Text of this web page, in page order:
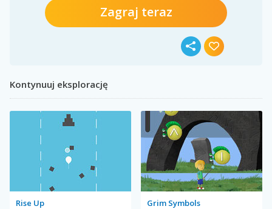
Zagraj teraz
Kontynuuj eksplorację
Rise Up Grim Symbols